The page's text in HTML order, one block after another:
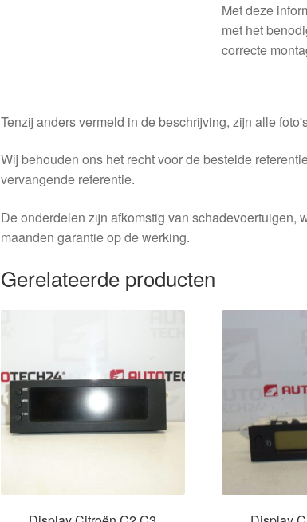
Met deze
met het
correcte
Tenzij anders vermeld in de beschrijving, zijn alle
Wij behouden ons het recht voor de bestelde
vervangende referentie.
De onderdelen zijn afkomstig van
maanden garantie op de werking.
Gerelateerde producten